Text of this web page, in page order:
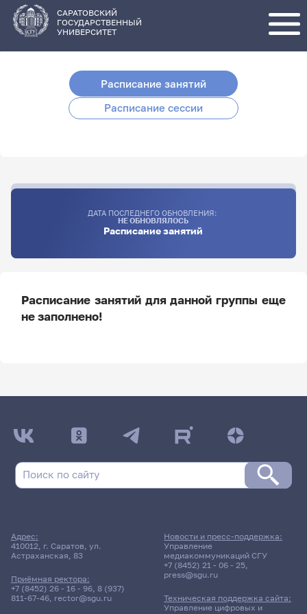
основному
содержанию
САРАТОВСКИЙ
ГОСУДАРСТВЕННЫЙ
УНИВЕРСИТЕТ
Расписание занятий
Расписание сессии
ДАТА ПОСЛЕДНЕГО ОБНОВЛЕНИЯ:
НЕ ОБНОВЛЯЛОСЬ
Расписание занятий
Расписание занятий для данной группы еще
не заполнено!
ДАТА ПОСЛЕДНЕГО ОБНОВЛЕНИЯ:
НЕ ОБНОВЛЯЛОСЬ
химия твердого тела
411гр., Институт химии
Д/о
Адрес:
410012, г. Саратов, ул.
Астраханская, 83
Приёмная ректора:
+7 (8452) 26 - 16 - 96, 8 (937)
811-67-46, rector@sgu.ru
Новости и пресс-поддержка:
Управление
медиакоммуникаций СГУ
+7 (8452) 21 - 06 - 25,
press@sgu.ru
Техническая поддержка сайта:
Управление цифровых и